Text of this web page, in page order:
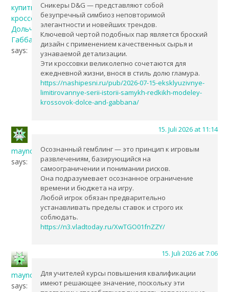
купить
кроссовки
Дольче
Габбана
says:
Сникеры D&G — представляют собой
безупречный симбиоз неповторимой
элегантности и новейших трендов.
Ключевой чертой подобных пар является броский
дизайн с применением качественных сырья и
узнаваемой детализации.
Эти кроссовки великолепно сочетаются для
ежедневной жизни, внося в стиль долю гламура.
https://nashipesni.ru/pub/2026-07-15-eksklyuzivnye-
limitirovannye-serii-istorii-samykh-redkikh-modeley-
krossovok-dolce-and-gabbana/
15. Juli 2026 at 11:14
maync
says:
Осознанный гемблинг — это принцип к игровым
развлечениям, базирующийся на
самоограничении и понимании рисков.
Она подразумевает осознанное ограничение
времени и бюджета на игру.
Любой игрок обязан предварительно
устанавливать пределы ставок и строго их
соблюдать.
https://n3.vladtoday.ru/XwTGO01fnZZY/
15. Juli 2026 at 7:06
maync
says:
Для учителей курсы повышения квалификации
имеют решающее значение, поскольку эти